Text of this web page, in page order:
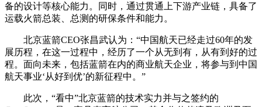
备的设计等核心能力。同时，通过贯通上下游产业链，具备了
运载火箭总装、总测的研保条件和能力。
北京蓝箭CEO张昌武认为：“中国航天已经走过60年的发
展历程，在这一过程中，经历了一个从无到有，从有到好的过
程。面向未来，包括蓝箭在内的商业航天企业，将参与到中国
航天事业‘从好到优’的新征程中。”
此次，“看中”北京蓝箭的技术实力并与之签约的